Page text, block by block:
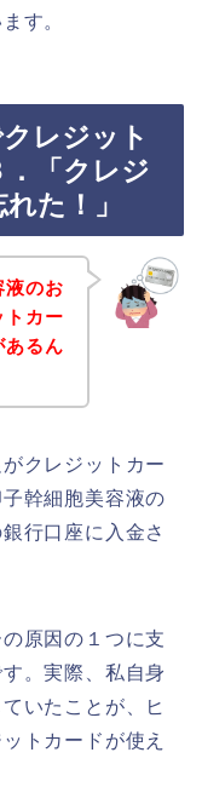
す。
レジット
「クレジ
た！」
液のお
トカー
あるん
クレジットカー
幹細胞美容液の
行口座に入金さ
原因の１つに支
。実際、私自身
いたことが、ヒ
トカードが使え